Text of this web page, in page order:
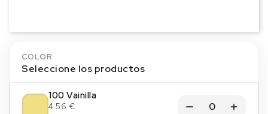
COLOR
Seleccione los productos
100 Vainilla
4.56 €